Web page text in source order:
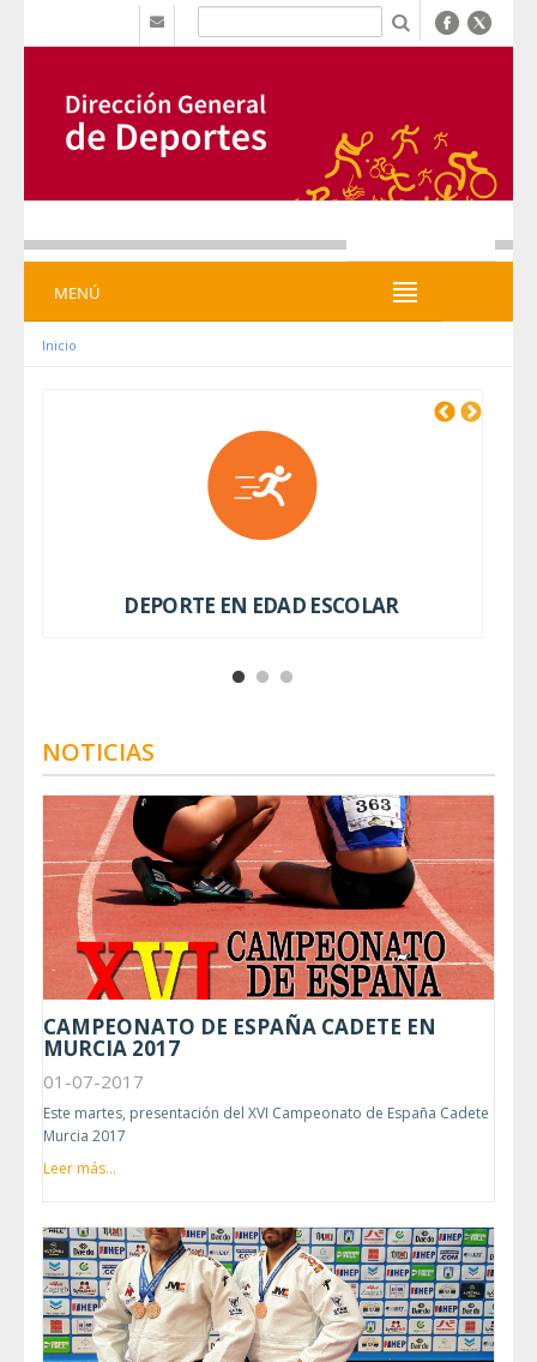
Saltar al contenido
MENÚ
Inicio
DEPORTE EN EDAD ESCOLAR
Previous
NOTICIAS
CAMPEONATO DE ESPAÑA CADETE EN
MURCIA 2017
01-07-2017
Este martes, presentación del XVI Campeonato de España Cadete
Murcia 2017
Leer más...